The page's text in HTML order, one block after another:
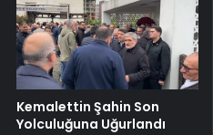
Kemalettin Şahin Son
Yolculuğuna Uğurlandı